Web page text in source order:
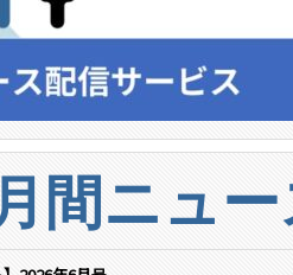
間ニュ